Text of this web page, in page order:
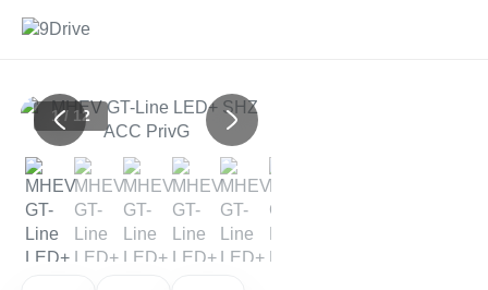
Previous Next
1 / 12